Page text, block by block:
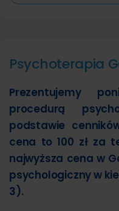
Psychoterapia
Prezentujemy
procedurą
podstawie
cena to 100 zł za
najwyższa cena w
psychologiczny w
3).